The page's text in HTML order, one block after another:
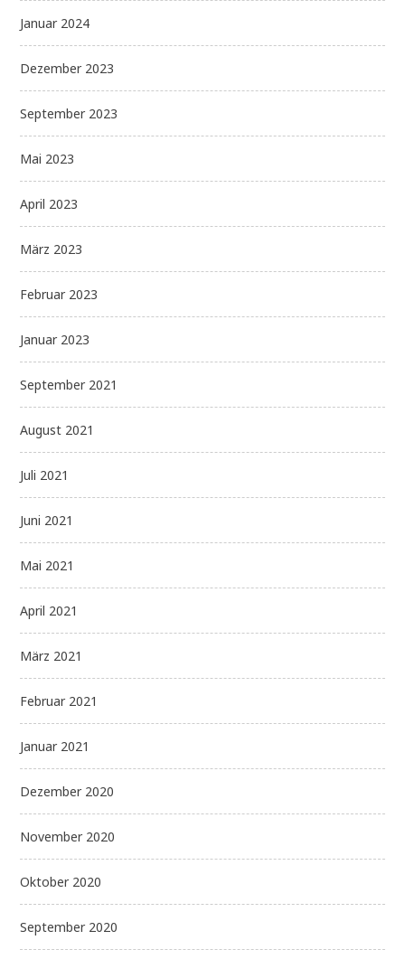
Januar 2024
Dezember 2023
September 2023
Mai 2023
April 2023
März 2023
Februar 2023
Januar 2023
September 2021
August 2021
Juli 2021
Juni 2021
Mai 2021
April 2021
März 2021
Februar 2021
Januar 2021
Dezember 2020
November 2020
Oktober 2020
September 2020